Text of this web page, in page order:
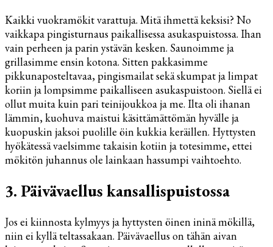
Kaikki vuokramökit varattuja. Mitä ihmettä keksisi? No
vaikkapa pingisturnaus paikallisessa asukaspuistossa. Ihan
vain perheen ja parin ystävän kesken. Saunoimme ja
grillasimme ensin kotona. Sitten pakkasimme
pikkunaposteltavaa, pingismailat sekä skumpat ja limpat
koriin ja lompsimme paikalliseen asukaspuistoon. Siellä ei
ollut muita kuin pari teinijoukkoa ja me. Ilta oli ihanan
lämmin, kuohuva maistui käsittämättömän hyvälle ja
kuopuskin jaksoi puolille öin kukkia keräillen. Hyttysten
hyökätessä vaelsimme takaisin kotiin ja totesimme, ettei
mökitön juhannus ole lainkaan hassumpi vaihtoehto.
3. Päivävaellus kansallispuistossa
Jos ei kiinnosta kylmyys ja hyttysten öinen ininä mökillä,
niin ei kyllä teltassakaan. Päivävaellus on tähän aivan